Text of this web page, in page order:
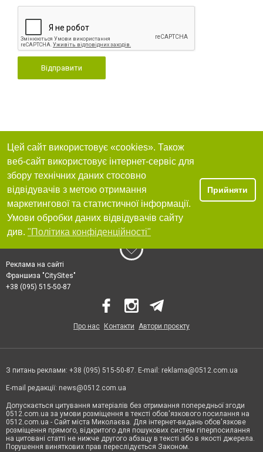
Відправити
Цей сайт використовує «cookies». Також
веб-сайт використовує інтернет-сервіс для
збору технічних даних стосовно
відвідувачів з метою отримання
маркетингової та статистичної інформації.
Умови обробки даних відвідувачів сайту
див. "Політика конфіденційності"
Прийняти
Реклама на сайті
Франшиза "CitySites"
+38 (095) 515-50-87
Про нас Контакти Автори проєкту
З питань реклами: +38 (095) 515-50-87. E-mail: reklama@0512.com.ua
E-mail редакції: news@0512.com.ua
Допускається цитування матеріалів без отримання попередньої згоди
0512.com.ua за умови розміщення в тексті обов'язкового посилання на
0512.com.ua - Сайт міста Миколаєва. Для інтернет-видань обов'язкове
розміщення прямого, відкритого для пошукових систем гіперпосилання
на цитовані статті не нижче другого абзацу в тексті або в якості джерела.
Порушення виняткових прав переслідується Законом.